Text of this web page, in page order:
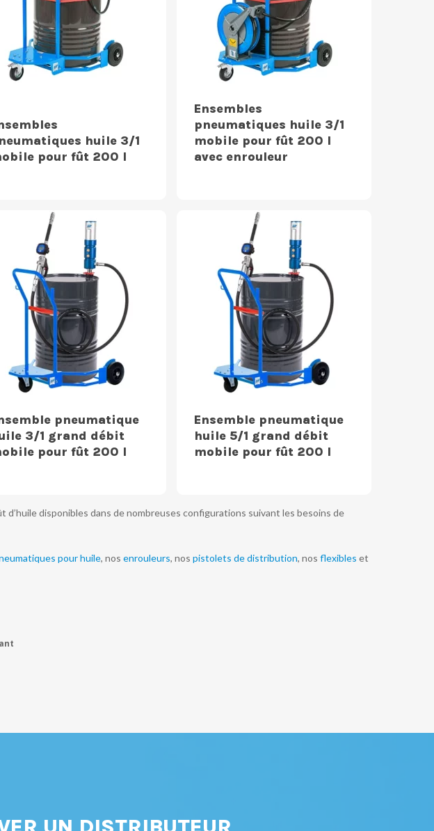
huile 3/1
pour fût 200 l
Ensembles
pneumatiques huile 3/1
mobile pour fût 200 l
avec enrouleur
pneumatique
3/1 grand débit
pour fût 200 l
Ensemble pneumatique
huile 5/1 grand débit
mobile pour fût 200 l
disponibles dans de nombreuses configurations suivant les besoins de
pour huile, nos enrouleurs, nos pistolets de distribution, nos flexibles et